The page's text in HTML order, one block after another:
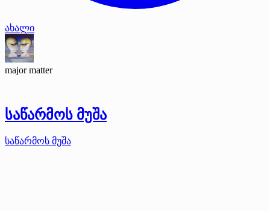
ახალი
major matter
საწარმოს მუშა
საწარმოს მუშა